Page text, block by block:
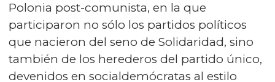
Polonia post-comunista, en la que
participaron no sólo los partidos políticos
que nacieron del seno de Solidaridad, sino
también de los herederos del partido único,
devenidos en socialdemócratas al estilo